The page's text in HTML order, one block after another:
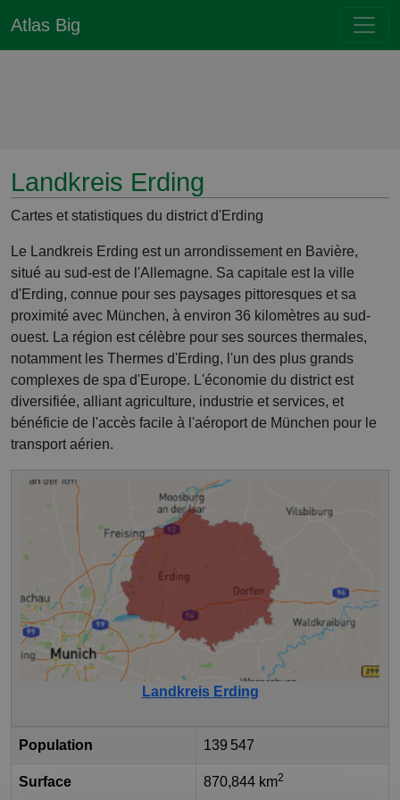
Atlas Big
Landkreis Erding
Cartes et statistiques du district d'Erding
Le Landkreis Erding est un arrondissement en Bavière,
situé au sud-est de l'Allemagne. Sa capitale est la ville
d'Erding, connue pour ses paysages pittoresques et sa
proximité avec München, à environ 36 kilomètres au sud-
ouest. La région est célèbre pour ses sources thermales,
notamment les Thermes d'Erding, l'un des plus grands
complexes de spa d'Europe. L'économie du district est
diversifiée, alliant agriculture, industrie et services, et
bénéficie de l'accès facile à l'aéroport de München pour le
transport aérien.
Landkreis Erding
Population 139 547
Surface 870,844 km2